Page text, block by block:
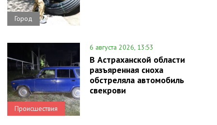
Город
Происшествия
6 августа 2026, 13:53
В Астраханской области
разъяренная сноха
обстреляла автомобиль
свекрови